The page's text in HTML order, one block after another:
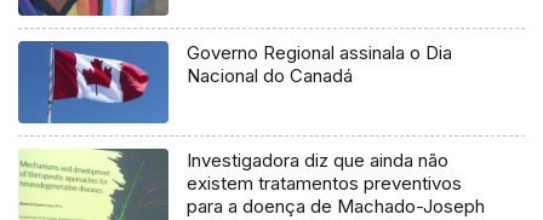
Governo Regional assinala o Dia
Nacional do Canadá
Investigadora diz que ainda não
existem tratamentos preventivos
para a doença de Machado-Joseph